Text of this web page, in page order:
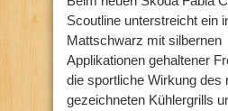
Scoutline unterstreicht ein
Mattschwarz mit silbernen
Applikationen gehaltener
die sportliche Wirkung des
gezeichneten Kühlergrills